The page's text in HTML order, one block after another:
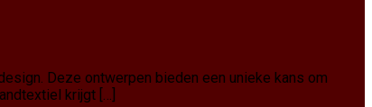
Deze ontwerpen bieden een unieke kans om
krijgt […]